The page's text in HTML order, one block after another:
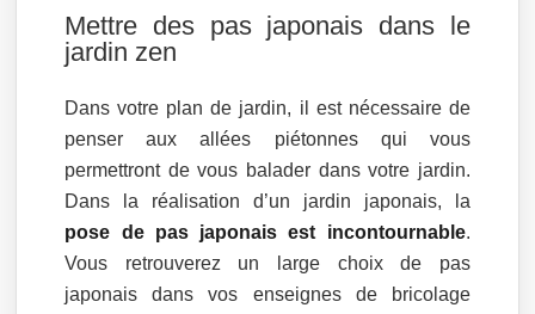
Mettre des pas japonais dans le
jardin zen
Dans votre plan de jardin, il est nécessaire de
penser aux allées piétonnes qui vous
permettront de vous balader dans votre jardin.
Dans la réalisation d’un jardin japonais, la
pose de pas japonais est incontournable.
Vous retrouverez un large choix de pas
japonais dans vos enseignes de bricolage